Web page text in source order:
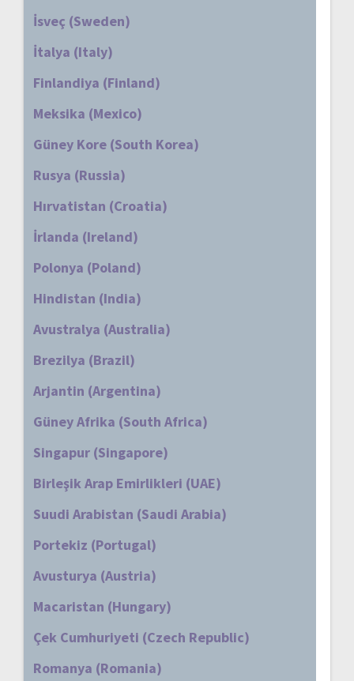
İsveç (Sweden)
İtalya (Italy)
Finlandiya (Finland)
Meksika (Mexico)
Güney Kore (South Korea)
Rusya (Russia)
Hırvatistan (Croatia)
İrlanda (Ireland)
Polonya (Poland)
Hindistan (India)
Avustralya (Australia)
Brezilya (Brazil)
Arjantin (Argentina)
Güney Afrika (South Africa)
Singapur (Singapore)
Birleşik Arap Emirlikleri (UAE)
Suudi Arabistan (Saudi Arabia)
Portekiz (Portugal)
Avusturya (Austria)
Macaristan (Hungary)
Çek Cumhuriyeti (Czech Republic)
Romanya (Romania)